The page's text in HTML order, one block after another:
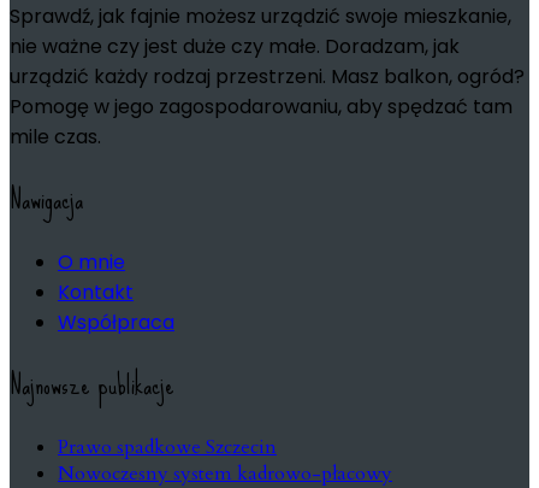
Sprawdź, jak fajnie możesz urządzić swoje mieszkanie,
nie ważne czy jest duże czy małe. Doradzam, jak
urządzić każdy rodzaj przestrzeni. Masz balkon, ogród?
Pomogę w jego zagospodarowaniu, aby spędzać tam
mile czas.
Nawigacja
O mnie
Kontakt
Współpraca
Najnowsze publikacje
Prawo spadkowe Szczecin
Nowoczesny system kadrowo-płacowy